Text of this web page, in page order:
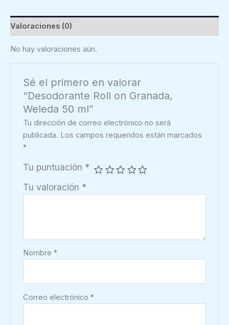
ml
cantidad
Valoraciones (0)
No hay valoraciones aún.
Sé el primero en valorar
“Desodorante Roll on Granada,
Weleda 50 ml”
Tu dirección de correo electrónico no será
publicada. Los campos requeridos están marcados
*
Tu puntuación *
Tu valoración *
Nombre*
Correo electrónico*